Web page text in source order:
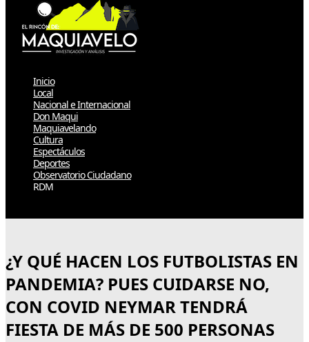
Inicio
Local
Nacional e Internacional
Don Maqui
Maquiavelando
Cultura
Espectáculos
Deportes
Observatorio Ciudadano
RDM
¿Y QUÉ HACEN LOS FUTBOLISTAS EN
PANDEMIA? PUES CUIDARSE NO,
CON COVID NEYMAR TENDRÁ
FIESTA DE MÁS DE 500 PERSONAS